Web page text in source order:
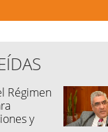
Régimen
y